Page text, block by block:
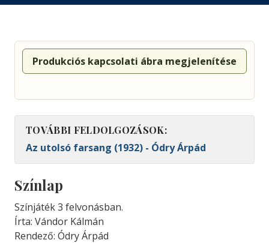
Produkciós kapcsolati ábra megjelenítése
TOVÁBBI FELDOLGOZÁSOK:
Az utolsó farsang (1932) - Ódry Árpád
Színlap
Színjáték 3 felvonásban.
Írta: Vándor Kálmán
Rendező: Ódry Árpád